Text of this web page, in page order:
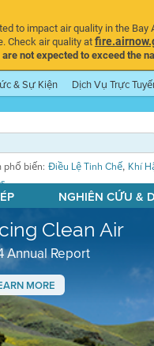
to impact air quality in the
Check air quality at
not expected to exceed the
& Sự Kiện Dịch Vụ Trực
phổ biến: Điều Lệ Tinh Chế, Khí
NGHIÊN CỨU &
Clean Air
Annual Report
MORE